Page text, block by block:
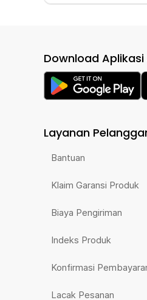
Download
Layanan
Bantuan
Klaim Garansi Produk
Biaya Pengiriman
Indeks Produk
Konfirmasi
Lacak Pesanan